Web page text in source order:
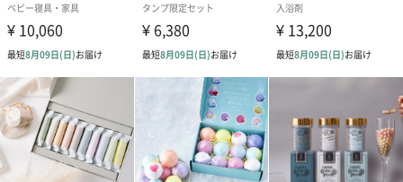
「クレイド」のクレイとは？
その正体は、パワースポットともいわれているアメリカ西海岸の